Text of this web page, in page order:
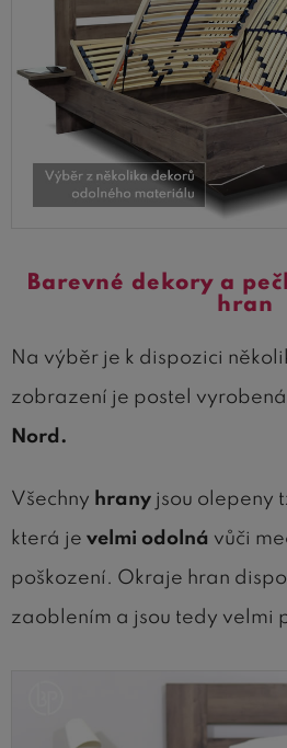
Barevné dekory a
hran
Na výběr je k dispozici
zobrazení je postel
Nord.
Všechny hrany jsou olepeny
která je velmi odolná vůči
poškození. Okraje hran
zaoblením a jsou tedy velmi